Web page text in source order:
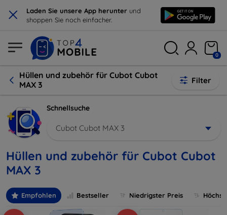
× Laden Sie unsere App herunter und
shoppen Sie noch einfacher.
0
Hüllen und zubehör für Cubot Cubot
MAX 3
Filter
Schnellsuche
Cubot Cubot MAX 3
Hüllen und zubehör für Cubot Cubot
MAX 3
Empfohlen Bestseller Niedrigster Preis